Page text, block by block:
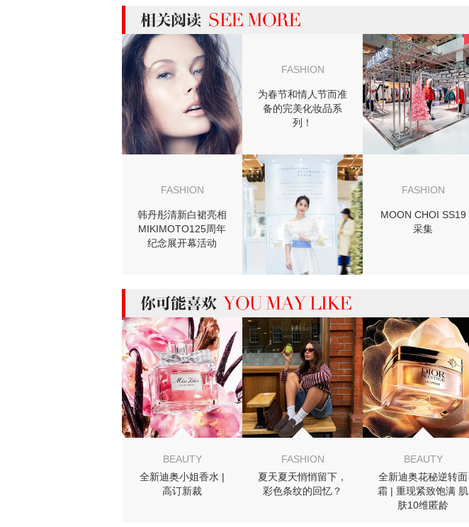
FASHION
为春节和情人节而准
备的完美化妆品系
列！
FASHION
韩丹彤清新白裙亮相
MIKIMOTO125周年
纪念展开幕活动
FASHION
MOON CHOI SS19
采集
MIGHT LIKE 你可能喜欢
BEAUTY
全新迪奥小姐香水 |
高订新裁
FASHION
夏天夏天悄悄留下，
彩色条纹的回忆？
BEAUTY
全新迪奥花秘逆转面
霜 | 重现紧致饱满 肌
肤10维匿龄